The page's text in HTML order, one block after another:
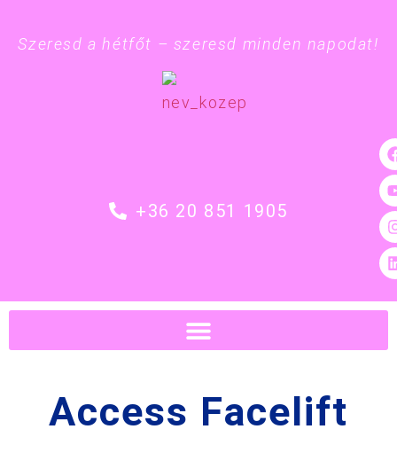
Szeresd a hétfőt – szeresd minden napodat!
+36 20 851 1905
Access Facelift